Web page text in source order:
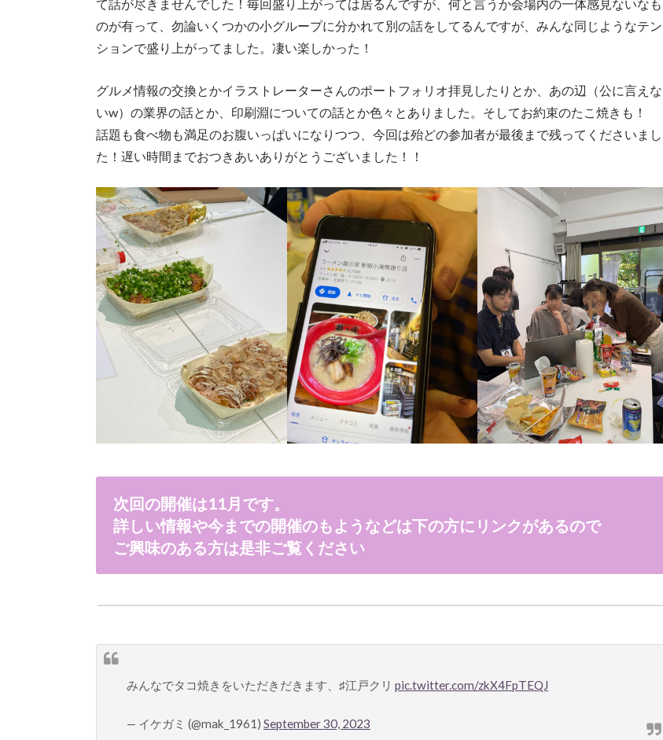
て話が尽きませんでした！毎回盛り上がっては居るんですが、何と言うか会場内の一体感見ないなも
のが有って、勿論いくつかの小グループに分かれて別の話をしてるんですが、みんな同じようなテン
ションで盛り上がってました。凄い楽しかった！
グルメ情報の交換とかイラストレーターさんのポートフォリオ拝見したりとか、あの辺（公に言えな
いw）の業界の話とか、印刷淵についての話とか色々とありました。そしてお約束のたこ焼きも！
話題も食べ物も満足のお腹いっぱいになりつつ、今回は殆どの参加者が最後まで残ってくださいまし
た！遅い時間までおつきあいありがとうございました！！
次回の開催は11月です。
詳しい情報や今までの開催のもようなどは下の方にリンクがあるので
ご興味のある方は是非ご覧ください
みんなでタコ焼きをいただきだきます、♯江戸クリ pic.twitter.com/zkX4FpTEQJ
— イケガミ (@mak_1961) September 30, 2023